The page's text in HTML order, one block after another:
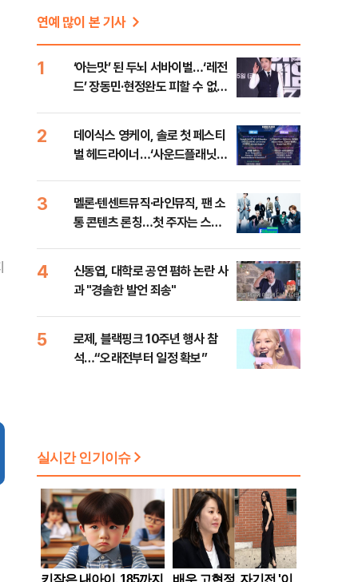
연예 많이 본 기사
1
‘아는맛’ 된 두뇌 서바이벌…‘레전
드’ 장동민·현정완도 피할 수 없는
2
데이식스 영케이, 솔로 첫 페스티
벌 헤드라이너…‘사운드플래닛
3
멜론·텐센트뮤직·라인뮤직, 팬 소
통 콘텐츠 론칭…첫 주자는 스트
4
신동엽, 대학로 공연 폄하 논란 사
과 "경솔한 발언 죄송"
5
로제, 블랙핑크 10주년 행사 참
석…“오래전부터 일정 확보”